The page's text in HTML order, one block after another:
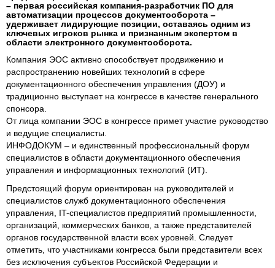
– первая российская компания-разработчик ПО для
автоматизации процессов документооборота –
удерживает лидирующие позиции, оставаясь одним из
ключевых игроков рынка и признанным экспертом в
области электронного документооборота.
Компания ЭОС активно способствует продвижению и
распространению новейших технологий в сфере
документационного обеспечения управления (ДОУ) и
традиционно выступает на конгрессе в качестве генерального
спонсора.
От лица компании ЭОС в конгрессе примет участие руководство
и ведущие специалисты.
ИНФОДОКУМ – и единственный профессиональный форум
специалистов в области документационного обеспечения
управления и информационных технологий (ИТ).
Предстоящий форум ориентирован на руководителей и
специалистов служб документационного обеспечения
управления, IT-специалистов предприятий промышленности,
организаций, коммерческих банков, а также представителей
органов государственной власти всех уровней. Следует
отметить, что участниками конгресса были представители всех
без исключения субъектов Российской Федерации и